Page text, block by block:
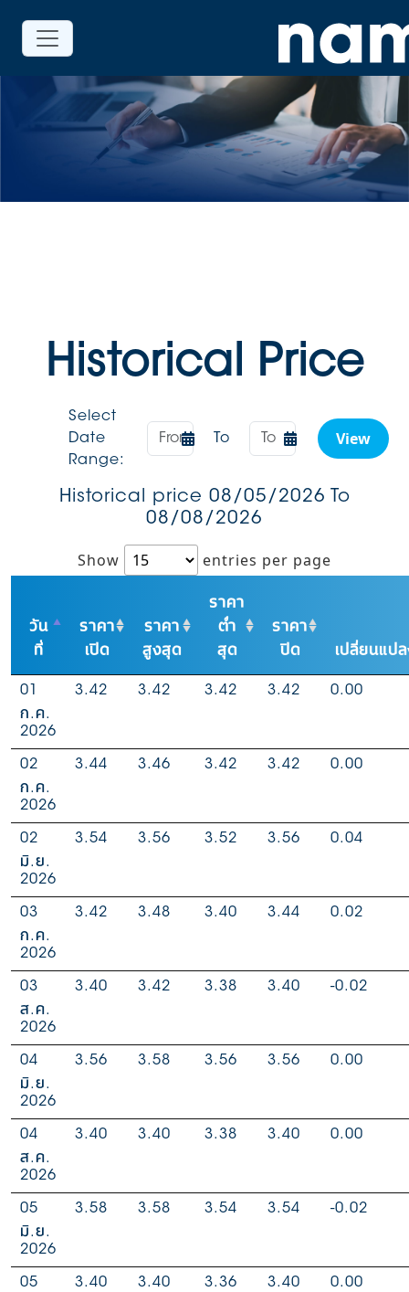
Historical Price
Select
Date
Range:
To View
Historical price 08/05/2026 To
08/08/2026
Show entries per page
วัน
ที่
ราคา
เปิด
ราคา
สูงสุด
ราคา
ต่ำ
สุด
ราคา
ปิด
เปลี่ยนแป
01
ก.ค.
2026
3.42 3.42 3.42 3.42 0.00
02
ก.ค.
2026
3.44 3.46 3.42 3.42 0.00
02
มิ.ย.
2026
3.54 3.56 3.52 3.56 0.04
03
ก.ค.
2026
3.42 3.48 3.40 3.44 0.02
03
ส.ค.
2026
3.40 3.42 3.38 3.40 -0.02
04
มิ.ย.
2026
3.56 3.58 3.56 3.56 0.00
04
ส.ค.
2026
3.40 3.40 3.38 3.40 0.00
05
มิ.ย.
2026
3.58 3.58 3.54 3.54 -0.02
05
3.40 3.40 3.36 3.40 0.00